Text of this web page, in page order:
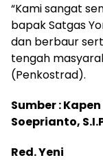
“Kami sangat
bapak Satgas
dan berbaur
tengah
(Penkostrad).
Sumber :
Soeprianto,
Red. Yeni